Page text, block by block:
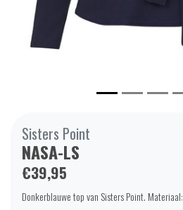
Sisters Point
NASA-LS
€39,95
Donkerblauwe top van Sisters Point.